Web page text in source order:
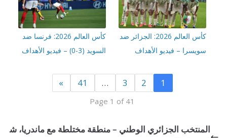
كأس العالم 2026: الجزائر ضد
– فيديو الأهداف
كأس العالم 2026: فرنسا ضد
41
»
Page 1 of 41
الجزائري الوطني – منطقة مختلطة مع ماندريا، ش